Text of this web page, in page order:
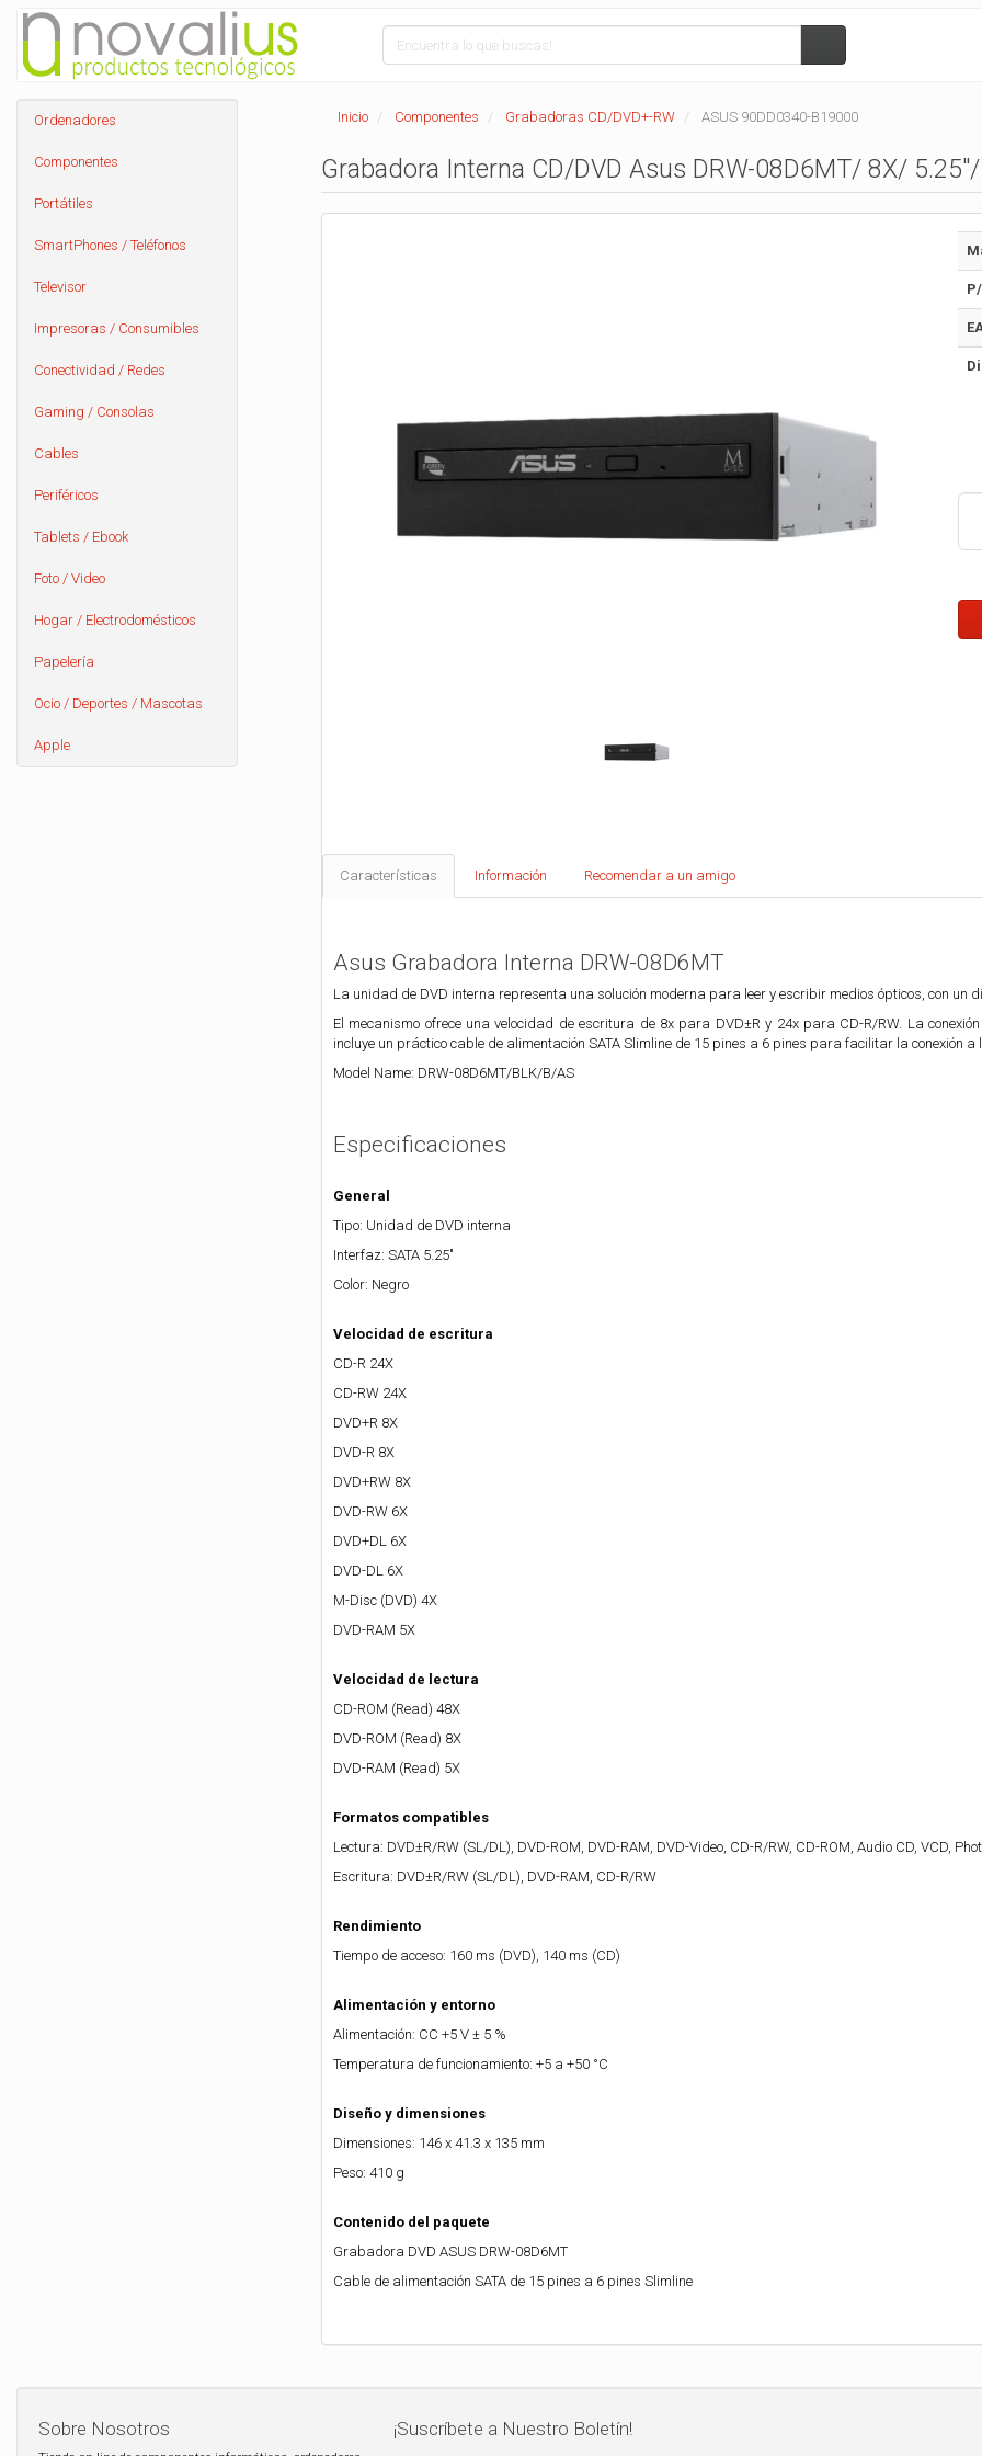
Ordenadores
Componentes
Portátiles
SmartPhones / Teléfonos
Televisor
Impresoras / Consumibles
Conectividad / Redes
Gaming / Consolas
Cables
Periféricos
Tablets / Ebook
Foto / Video
Hogar / Electrodomésticos
Papelería
Ocio / Deportes / Mascotas
Apple
Inicio Componentes Grabadoras CD/DVD+-RW ASUS 90DD0340-B19000
Grabadora Interna CD/DVD Asus DRW-08D6MT/ 8X/
Características Información Recomendar a un amigo
Asus Grabadora Interna DRW-08D6MT
La unidad de DVD interna representa una solución moderna para leer y escribir medios ópticos, con un
El mecanismo ofrece una velocidad de escritura de 8x para DVD±R y 24x para CD-R/RW. La
incluye un práctico cable de alimentación SATA Slimline de 15 pines a 6 pines para facilitar la conexión a
Model Name: DRW-08D6MT/BLK/B/AS
Especificaciones
General
Tipo: Unidad de DVD interna
Interfaz: SATA 5.25"
Color: Negro
Velocidad de escritura
CD-R 24X
CD-RW 24X
DVD+R 8X
DVD-R 8X
DVD+RW 8X
DVD-RW 6X
DVD+DL 6X
DVD-DL 6X
M-Disc (DVD) 4X
DVD-RAM 5X
Velocidad de lectura
CD-ROM (Read) 48X
DVD-ROM (Read) 8X
DVD-RAM (Read) 5X
Formatos compatibles
Lectura: DVD±R/RW (SL/DL), DVD-ROM, DVD-RAM, DVD-Video, CD-R/RW, CD-ROM, Audio CD, VCD,
Escritura: DVD±R/RW (SL/DL), DVD-RAM, CD-R/RW
Rendimiento
Tiempo de acceso: 160 ms (DVD), 140 ms (CD)
Alimentación y entorno
Alimentación: CC +5 V ± 5 %
Temperatura de funcionamiento: +5 a +50 °C
Diseño y dimensiones
Dimensiones: 146 x 41.3 x 135 mm
Peso: 410 g
Contenido del paquete
Grabadora DVD ASUS DRW-08D6MT
Cable de alimentación SATA de 15 pines a 6 pines Slimline
Sobre Nosotros ¡Suscríbete a Nuestro Boletín!